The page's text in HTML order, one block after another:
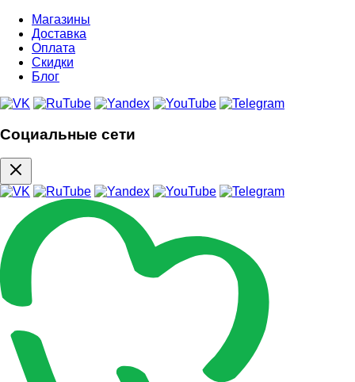
Магазины
Доставка
Оплата
Скидки
Блог
Социальные сети